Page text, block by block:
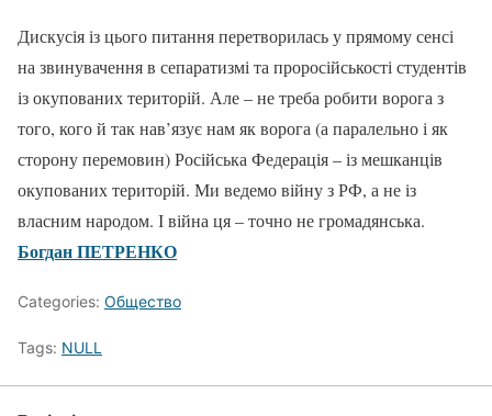
Дискусія із цього питання перетворилась у прямому сенсі
на звинувачення в сепаратизмі та проросійськості студентів
із окупованих територій. Але – не треба робити ворога з
того, кого й так нав’язує нам як ворога (а паралельно і як
сторону перемовин) Російська Федерація – із мешканців
окупованих територій. Ми ведемо війну з РФ, а не із
власним народом. І війна ця – точно не громадянська.
Богдан ПЕТРЕНКО
Categories: Общество
Tags: NULL